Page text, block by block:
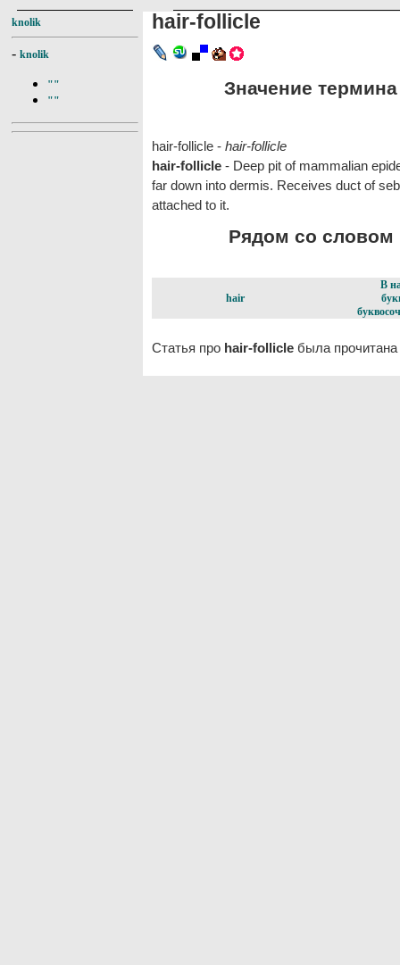
knolik
- knolik
""
""
hair-follicle
Значение
hair-follicle - hair-follicle
hair-follicle - Deep pit of mammalian
far down into dermis. Receives duct of
attached to it.
Рядом со
hair
В
Статья про hair-follicle была прочитана